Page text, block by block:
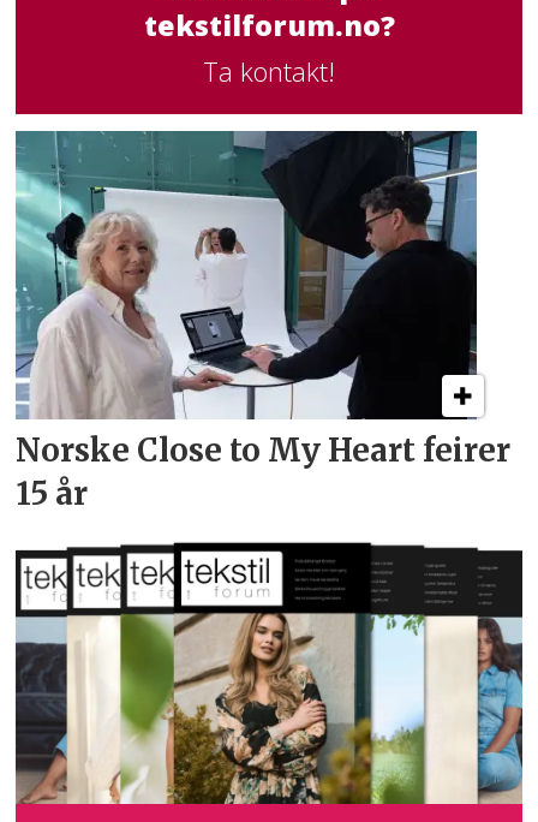
tekstilforum.no?
Ta kontakt!
Norske Close to My Heart feirer
15 år